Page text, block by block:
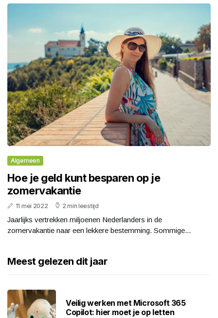
Algemeen
Hoe je geld kunt besparen op je
zomervakantie
11 mei 2022 2 min leestijd
Jaarlijks vertrekken miljoenen Nederlanders in de
zomervakantie naar een lekkere bestemming. Sommige...
Meest gelezen dit jaar
Veilig werken met Microsoft 365
Copilot: hier moet je op letten